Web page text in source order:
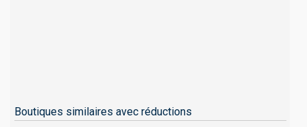
Boutiques similaires avec réductions